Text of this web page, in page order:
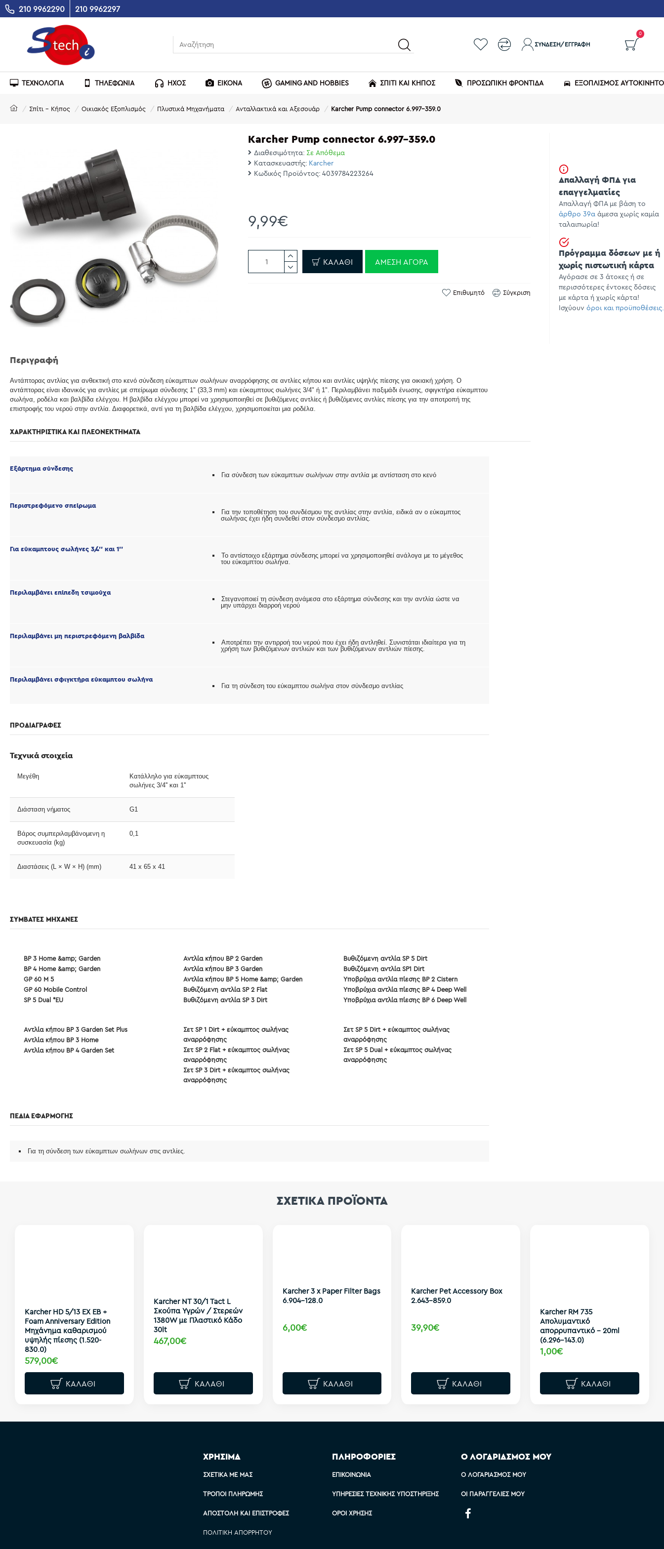
210 9962290 210 9962297
ΣΎΝΔΕΣΗ/ΕΓΓΡΑΦΉ
0
ΤΕΧΝΟΛΟΓΙΑ ΤΗΛΕΦΩΝΙΑ ΗΧΟΣ ΕΙΚΟΝΑ GAMING AND HOBBIES ΣΠΙΤΙ ΚΑΙ ΚΗΠΟΣ ΠΡΟΣΩΠΙΚΗ ΦΡΟΝΤΙΔΑ ΕΞΟΠΛΙΣΜΌΣ
Σπίτι - Κήπος Οικιακός Εξοπλισμός Πλυστικά Μηχανήματα Ανταλλακτικά και Αξεσουάρ Karcher Pump connector 6.997-359.0
Karcher Pump connector 6.997-359.0
Διαθεσιμότητα: Σε Απόθεμα
Κατασκευαστής: Karcher
Κωδικός Προϊόντος: 4039784223264
9,99€
ΚΑΛΆΘΙ ΆΜΕΣΗ ΑΓΟΡΆ
Επιθυμητό Σύγκριση
Περιγραφή
Αντάπτορας αντλίας για ανθεκτική στο κενό σύνδεση εύκαμπτων σωλήνων αναρρόφησης σε αντλίες κήπου και αντλίες υψηλής πίεσης για οικιακή χρήση. Ο
αντάπτορας είναι ιδανικός για αντλίες με σπείρωμα σύνδεσης 1" (33,3 mm) και εύκαμπτους σωλήνες 3/4" ή 1". Περιλαμβάνει παξιμάδι ένωσης, σφιγκτήρα εύκαμπτου
σωλήνα, ροδέλα και βαλβίδα ελέγχου. Η βαλβίδα ελέγχου μπορεί να χρησιμοποιηθεί σε βυθιζόμενες αντλίες ή βυθιζόμενες αντλίες πίεσης για την αποτροπή της
επιστροφής του νερού στην αντλία. Διαφορετικά, αντί για τη βαλβίδα ελέγχου, χρησιμοποιείται μια ροδέλα.
ΧΑΡΑΚΤΗΡΙΣΤΙΚΑ ΚΑΙ ΠΛΕΟΝΕΚΤΗΜΑΤΑ
Εξάρτημα σύνδεσης
Για σύνδεση των εύκαμπτων σωλήνων στην αντλία με αντίσταση στο κενό
Περιστρεφόμενο σπείρωμα
Για την τοποθέτηση του συνδέσμου της αντλίας στην αντλία, ειδικά αν ο εύκαμπτος
σωλήνας έχει ήδη συνδεθεί στον σύνδεσμο αντλίας.
Για εύκαμπτους σωλήνες 3/4'' και 1''
Το αντίστοιχο εξάρτημα σύνδεσης μπορεί να χρησιμοποιηθεί ανάλογα με το μέγεθος
του εύκαμπτου σωλήνα.
Περιλαμβάνει επίπεδη τσιμούχα
Στεγανοποιεί τη σύνδεση ανάμεσα στο εξάρτημα σύνδεσης και την αντλία ώστε να
μην υπάρχει διαρροή νερού
Περιλαμβάνει μη περιστρεφόμενη βαλβίδα
Αποτρέπει την αντιρροή του νερού που έχει ήδη αντληθεί. Συνιστάται ιδιαίτερα για τη
χρήση των βυθιζόμενων αντλιών και των βυθιζόμενων αντλιών πίεσης.
Περιλαμβάνει σφιγκτήρα εύκαμπτου σωλήνα
Για τη σύνδεση του εύκαμπτου σωλήνα στον σύνδεσμο αντλίας
ΠΡΟΔΙΑΓΡΑΦΕΣ
Τεχνικά στοιχεία
Μεγέθη
Κατάλληλο για εύκαμπτους
σωλήνες 3/4'' και 1''
Διάσταση νήματος G1
Βάρος συμπεριλαμβάνομενη η
συσκευασία (kg)
0,1
Διαστάσεις (L × W × H) (mm) 41 x 65 x 41
ΣΥΜΒΑΤΕΣ ΜΗΧΑΝΕΣ
BP 3 Home &amp; Garden
BP 4 Home &amp; Garden
GP 60 M 5
GP 60 Mobile Control
SP 5 Dual *EU
Αντλία κήπου BP 2 Garden
Αντλία κήπου BP 3 Garden
Αντλία κήπου BP 5 Home &amp; Garden
Βυθιζόμενη αντλία SP 2 Flat
Βυθιζόμενη αντλία SP 3 Dirt
Βυθιζόμενη αντλία SP 5 Dirt
Βυθιζόμενη αντλία SP1 Dirt
Υποβρύχια αντλία πίεσης BP 2 Cistern
Υποβρύχια αντλία πίεσης BP 4 Deep Well
Υποβρύχια αντλία πίεσης BP 6 Deep Well
Αντλία κήπου BP 3 Garden Set Plus
Αντλία κήπου BP 3 Home
Αντλία κήπου BP 4 Garden Set
Σετ SP 1 Dirt + εύκαμπτος σωλήνας
αναρρόφησης
Σετ SP 2 Flat + εύκαμπτος σωλήνας
αναρρόφησης
Σετ SP 3 Dirt + εύκαμπτος σωλήνας
αναρρόφησης
Σετ SP 5 Dirt + εύκαμπτος σωλήνας
αναρρόφησης
Σετ SP 5 Dual + εύκαμπτος σωλήνας
αναρρόφησης
ΠΕΔΙΑ ΕΦΑΡΜΟΓΗΣ
Για τη σύνδεση των εύκαμπτων σωλήνων στις αντλίες.
Απαλλαγή ΦΠΑ για
επαγγελματίες
Απαλλαγή ΦΠΑ με βάση το
άρθρο 39α άμεσα χωρίς καμία
ταλαιπωρία!
Πρόγραμμα δόσεων με ή
χωρίς πιστωτική κάρτα
Αγόρασε σε 3 άτοκες ή σε
περισσότερες έντοκες δόσεις
με κάρτα ή χωρίς κάρτα!
Ισχύουν όροι και προϋποθέσεις.
ΣΧΕΤΙΚΑ ΠΡΟΪΟΝΤΑ
Karcher HD 5/13 EX EB +
Foam Anniversary Edition
Μηχάνημα καθαρισμού
υψηλής πίεσης (1.520-
830.0)
579,00€
ΚΑΛΆΘΙ
Karcher NT 30/1 Tact L
Σκούπα Υγρών / Στερεών
1380W με Πλαστικό Κάδο
30lt
467,00€
ΚΑΛΆΘΙ
Karcher 3 x Paper Filter Bags
6.904-128.0
6,00€
ΚΑΛΆΘΙ
Karcher Pet Accessory Box
2.643-859.0
39,90€
ΚΑΛΆΘΙ
Karcher RM 735
Απολυμαντικό
απορρυπαντικό - 20ml
(6.296-143.0)
1,00€
ΚΑΛΆΘΙ
ΧΡΗΣΙΜΑ
ΣΧΕΤΙΚΆ ΜΕ ΜΑΣ
ΤΡΌΠΟΙ ΠΛΗΡΩΜΉΣ
ΑΠΟΣΤΟΛΉ ΚΑΙ ΕΠΙΣΤΡΟΦΈΣ
ΠΟΛΙΤΙΚΉ ΑΠΟΡΡΉΤΟΥ
ΠΛΗΡΟΦΟΡΙΕΣ
ΕΠΙΚΟΙΝΩΝΊΑ
ΥΠΗΡΕΣΊΕΣ ΤΕΧΝΙΚΉΣ ΥΠΟΣΤΉΡΙΞΗΣ
ΌΡΟΙ ΧΡΉΣΗΣ
Ο ΛΟΓΑΡΙΑΣΜΟΣ ΜΟΥ
Ο ΛΟΓΑΡΙΑΣΜΌΣ ΜΟΥ
ΟΙ ΠΑΡΑΓΓΕΛΊΕΣ ΜΟΥ